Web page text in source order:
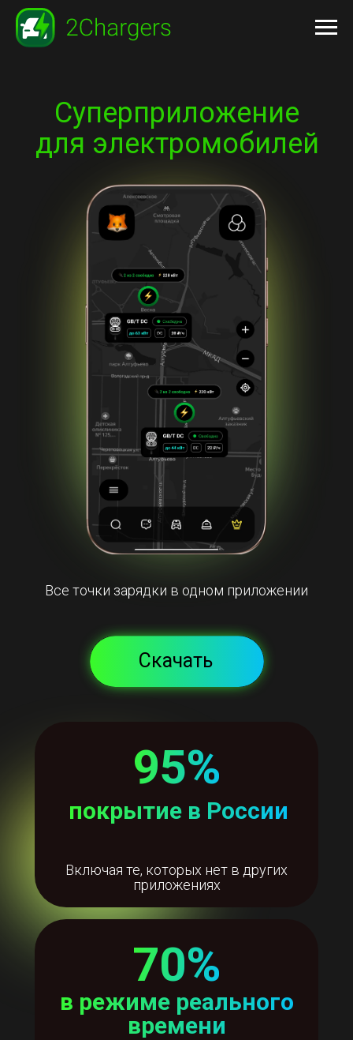
Суперприложение
для электромобилей
Все точки зарядки в одном приложении
Скачать
95%
покрытие в России
в режиме реального
времени
Включая те, которых нет в других
приложениях
70%